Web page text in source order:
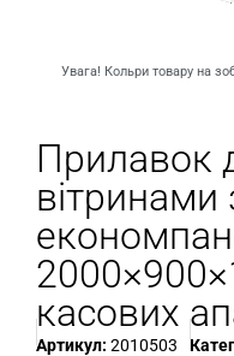
Увага! Кольри товару на
Прилавок
вітринами
касових
Артикул: 2010503